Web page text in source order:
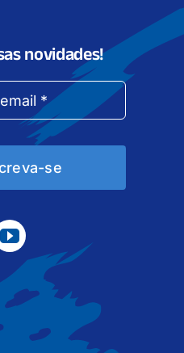
novidades!
se